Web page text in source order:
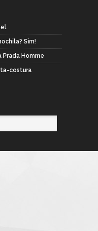
Sim!
Prada Homme
costura